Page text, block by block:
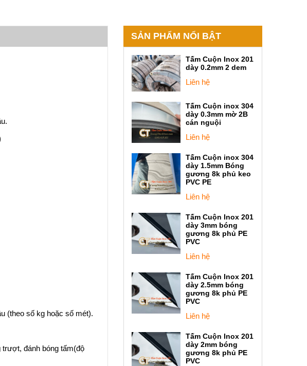
(theo số kg hoặc số mét).
đánh bóng tấm(độ
SẢN PHẨM NỔI BẬT
Tấm Cuộn Inox 201
dày 0.2mm 2 dem
Liên hệ
Tấm Cuộn inox 304
dày 0.3mm mờ 2B
cán nguội
Liên hệ
Tấm Cuộn inox 304
dày 1.5mm Bóng
gương 8k phủ keo
PVC PE
Liên hệ
Tấm Cuộn Inox 201
dày 3mm bóng
gương 8k phủ PE
PVC
Liên hệ
Tấm Cuộn Inox 201
dày 2.5mm bóng
gương 8k phủ PE
PVC
Liên hệ
Tấm Cuộn Inox 201
dày 2mm bóng
gương 8k phủ PE
PVC